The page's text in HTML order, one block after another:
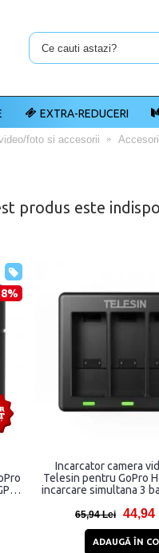
EXTRA-REDUCERI
foto si accesorii
produs este
Incarcator camera
Telesin pentru GoPro
incarcare simultana 3
65,94 Lei 44,94
ADAUGĂ ÎN